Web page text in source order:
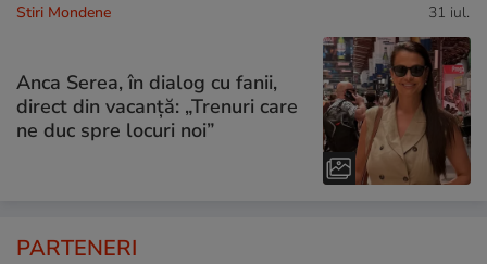
Stiri Mondene 31 iul.
Anca Serea, în dialog cu fanii,
direct din vacanță: „Trenuri care
ne duc spre locuri noi”
PARTENERI